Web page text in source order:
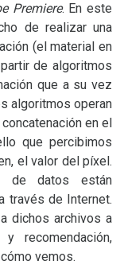
Premiere. En este
de realizar una
(el material en
de algoritmos
que a su vez
algoritmos operan
en el
que percibimos
el valor del píxel.
de datos están
través de Internet.
dichos archivos a
recomendación,
vemos.